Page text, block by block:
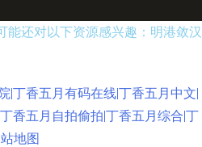
能还对以下资源感兴趣：明港敛汉
|丁香五月有码在线|丁香五月中文|
香五月自拍偷拍|丁香五月综合|丁
地图